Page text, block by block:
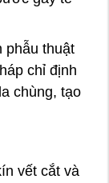
phẫu thuật
chỉ định
chùng, tạo
vết cắt và